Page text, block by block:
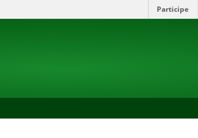
Participe